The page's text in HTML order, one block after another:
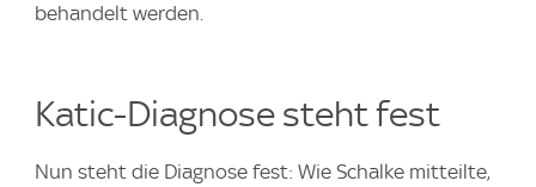
behandelt werden.
Katic-Diagnose steht fest
Nun steht die Diagnose fest: Wie Schalke mitteilte,